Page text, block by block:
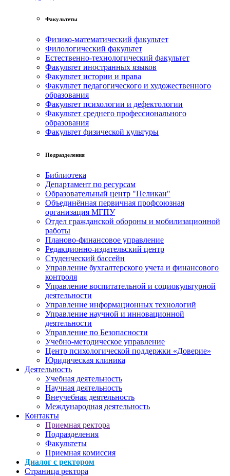
Факультеты
Физико-математический факультет
Филологический факультет
Естественно-технологический факультет
Факультет иностранных языков
Факультет истории и права
Факультет педагогического и художественного
образования
Факультет психологии и дефектологии
Факультет среднего профессионального
образования
Факультет физической культуры
Подразделения
Библиотека
Департамент по ресурсам
Образовательный центр "Пеликан"
Объединённая первичная профсоюзная
организация МГПУ
Отдел гражданской обороны и мобилизационной
работы
Планово-финансовое управление
Редакционно-издательский центр
Студенческий бассейн
Управление бухгалтерского учета и финансового
контроля
Управление воспитательной и социокультурной
деятельности
Управление информационных технологий
Управление научной и инновационной
деятельности
Управление по Безопасности
Учебно-методическое управление
Центр психологической поддержки «Доверие»
Юридическая клиника
Деятельность
Учебная деятельность
Научная деятельность
Внеучебная деятельность
Международная деятельность
Контакты
Приемная ректора
Подразделения
Факультеты
Приемная комиссия
Диалог с ректором
Страница ректора